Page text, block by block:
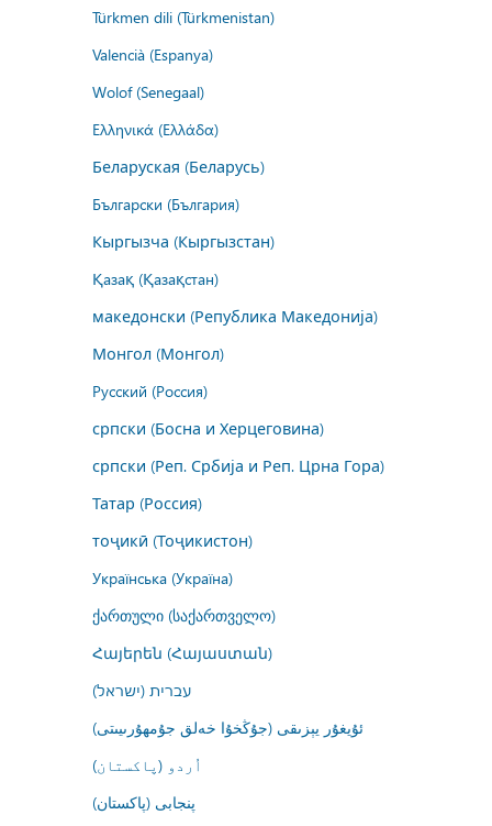
Türkmen dili (Türkmenistan)
Valencià (Espanya)
Wolof (Senegaal)
Ελληνικά (Ελλάδα)
Беларуская (Беларусь)
Български (България)
Кыргызча (Кыргызстан)
Қазақ (Қазақстан)
македонски (Република Македонија)
Монгол (Монгол)
Русский (Россия)
српски (Босна и Херцеговина)
српски (Реп. Србија и Реп. Црна Гора)
Татар (Россия)
тоҷикӣ (Тоҷикистон)
Українська (Україна)
ქართული (საქართველო)
Հայերեն (Հայաստան)
עברית (ישראל)
ئۇيغۇر يېزىقى (جۇڭخۇا خەلق جۇمھۇرىيىتى)
اُردو (پاکستان)
پنجابی (پاکستان)